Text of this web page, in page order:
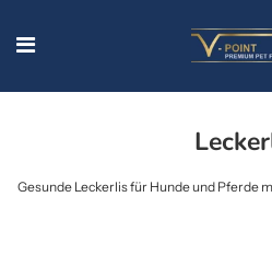
Gesunde Leckerlis für Hunde und Pferde